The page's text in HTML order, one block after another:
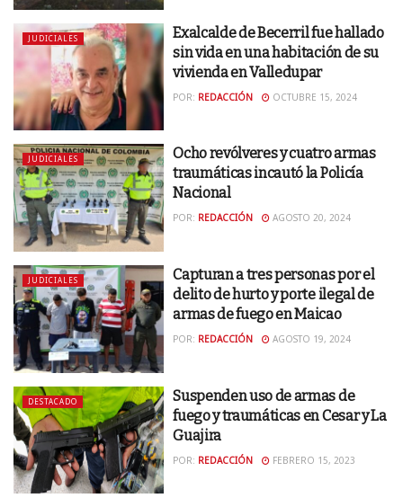
JUDICIALES
Exalcalde de Becerril fue hallado
sin vida en una habitación de su
vivienda en Valledupar
POR: REDACCIÓN OCTUBRE 15, 2024
JUDICIALES
Ocho revólveres y cuatro armas
traumáticas incautó la Policía
Nacional
POR: REDACCIÓN AGOSTO 20, 2024
JUDICIALES
Capturan a tres personas por el
delito de hurto y porte ilegal de
armas de fuego en Maicao
POR: REDACCIÓN AGOSTO 19, 2024
DESTACADO
Suspenden uso de armas de
fuego y traumáticas en Cesar y La
Guajira
POR: REDACCIÓN FEBRERO 15, 2023